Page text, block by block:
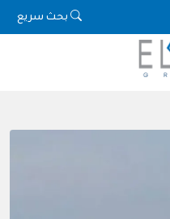
بحث سريع